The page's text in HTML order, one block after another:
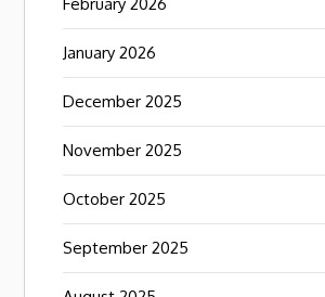
January 2026
December 2025
November 2025
October 2025
September 2025